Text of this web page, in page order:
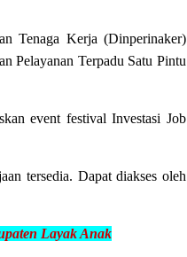
Tenaga Kerja (Dinperinaker)
Pelayanan Terpadu Satu Pintu
event festival Investasi Job
tersedia. Dapat diakses oleh
Layak Anak